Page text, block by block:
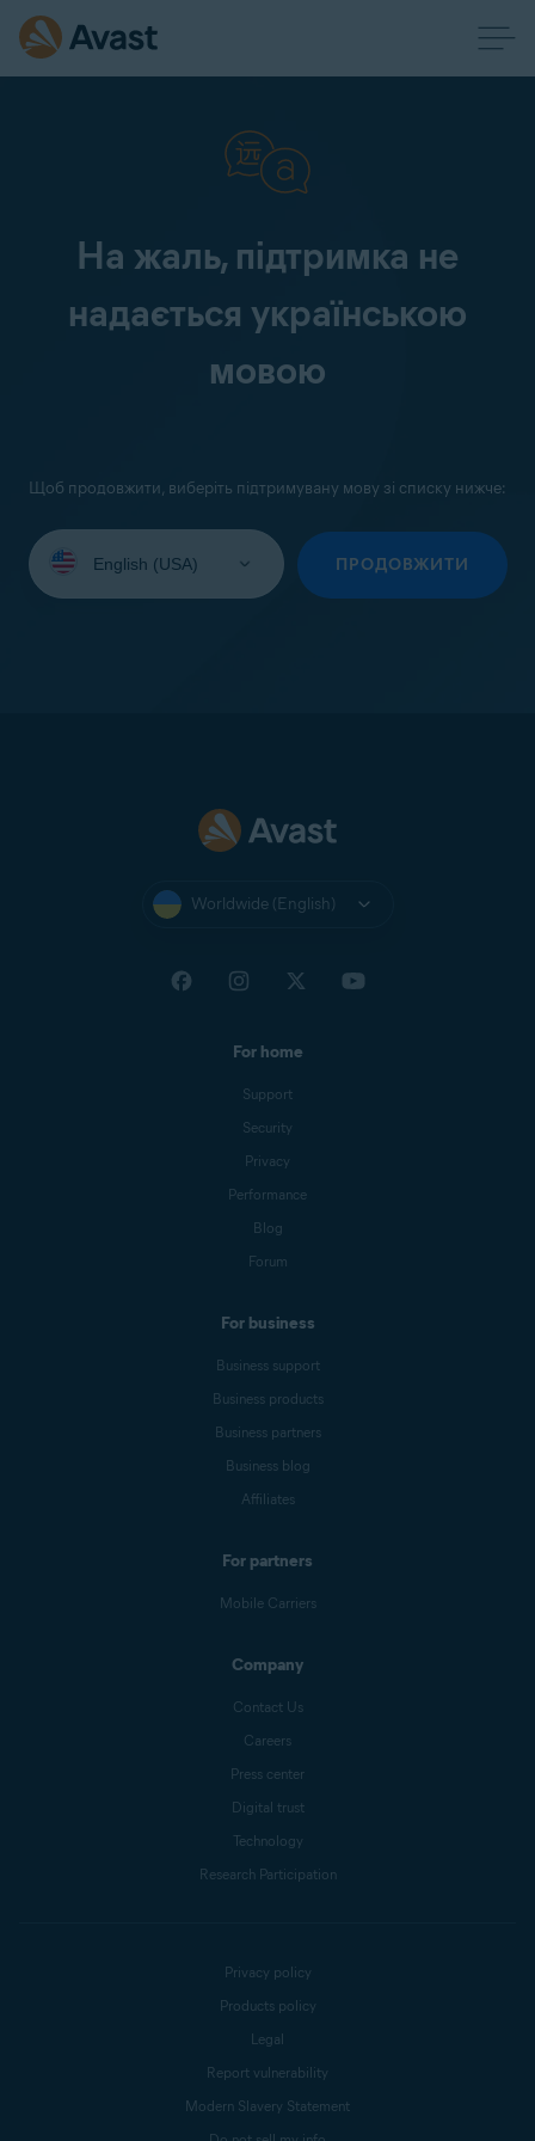
На жаль, підтримка не
надається українською
мовою
Щоб продовжити, виберіть підтримувану мову зі списку нижче:
your
ПРОДОВЖИТИ
Worldwide (English)
For home
Support
Security
Privacy
Performance
Blog
Forum
For business
Business support
Business products
Business partners
Business blog
Affiliates
For partners
Mobile Carriers
Company
Contact Us
Careers
Press center
Digital trust
Technology
Research Participation
Privacy policy
Products policy
Legal
Report vulnerability
Modern Slavery Statement